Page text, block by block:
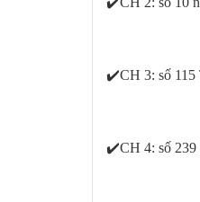
✔️CH 3: số 115
✔️CH 4: số 239